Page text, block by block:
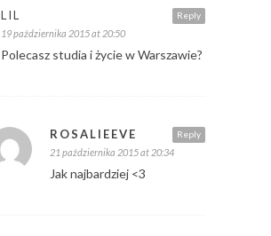
Reply
LIL
19 października 2015 at 20:50
Polecasz studia i życie w Warszawie?
Reply
ROSALIEEVE
21 października 2015 at 20:34
Jak najbardziej <3